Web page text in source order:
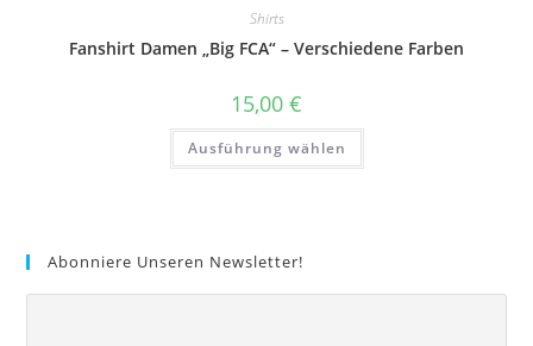
Optionen
können
werden
Shirts
Fanshirt Damen „Big FCA“ – Verschiedene Farben
15,00 €
Ausführung wählen
Dieses
weist
der
Abonniere Unseren Newsletter!